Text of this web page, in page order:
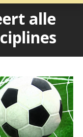
alle